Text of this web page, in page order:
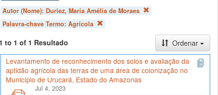
Autor (Nome): Duriez, Maria Amélia de Moraes
Palavra-chave Termo: Agrícola
to 1 of 1 Resultado
Ordenar
Levantamento de reconhecimento dos solos e avaliação da
aptidão agrícola das terras de uma área de colonização no
Município de Urucará, Estado do Amazonas
Jul 4, 2023